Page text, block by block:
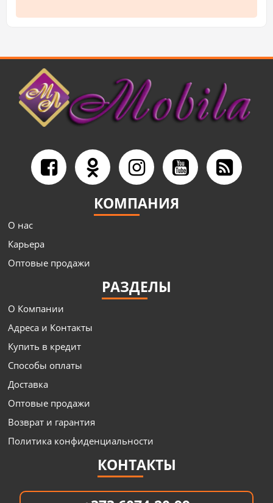
КОМПАНИЯ
О нас
Карьера
Оптовые продажи
РАЗДЕЛЫ
О Компании
Адреса и Контакты
Купить в кредит
Способы оплаты
Доставка
Оптовые продажи
Возврат и гарантия
Политика конфиденциальности
КОНТАКТЫ